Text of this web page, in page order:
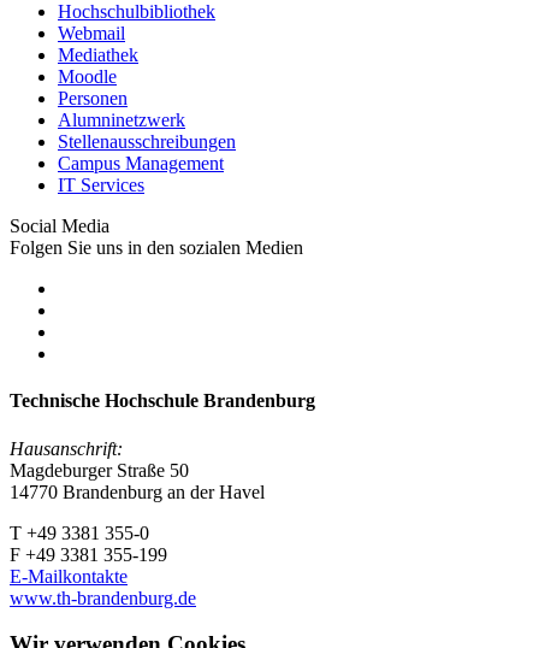
Hochschulbibliothek
Webmail
Mediathek
Moodle
Personen
Alumninetzwerk
Stellenausschreibungen
Campus Management
IT Services
Social Media
Folgen Sie uns in den sozialen Medien
Technische Hochschule Brandenburg
Hausanschrift:
Magdeburger Straße 50
14770 Brandenburg an der Havel
T +49 3381 355-0
F +49 3381 355-199
E-Mailkontakte
www.th-brandenburg.de